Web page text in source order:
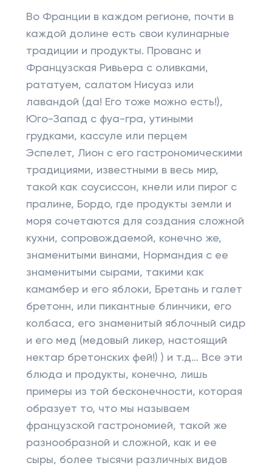
Во Франции в каждом регионе, почти в
каждой долине есть свои кулинарные
традиции и продукты. Прованс и
Французская Ривьера с оливками,
рататуем, салатом Нисуаз или
лавандой (да! Его тоже можно есть!),
Юго-Запад с фуа-гра, утиными
грудками, кассуле или перцем
Эспелет, Лион с его гастрономическими
традициями, известными в весь мир,
такой как соусиссон, кнели или пирог с
пралине, Бордо, где продукты земли и
моря сочетаются для создания сложной
кухни, сопровождаемой, конечно же,
знаменитыми винами, Нормандия с ее
знаменитыми сырами, такими как
камамбер и его яблоки, Бретань и галет
бретонн, или пикантные блинчики, его
колбаса, его знаменитый яблочный сидр
и его мед (медовый ликер, настоящий
нектар бретонских фей!) ) и т.д… Все эти
блюда и продукты, конечно, лишь
примеры из той бесконечности, которая
образует то, что мы называем
французской гастрономией, такой же
разнообразной и сложной, как и ее
сыры, более тысячи различных видов